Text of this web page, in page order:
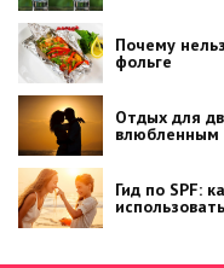
Почему
фольге
Отдых для
влюбленным
Гид по SPF: